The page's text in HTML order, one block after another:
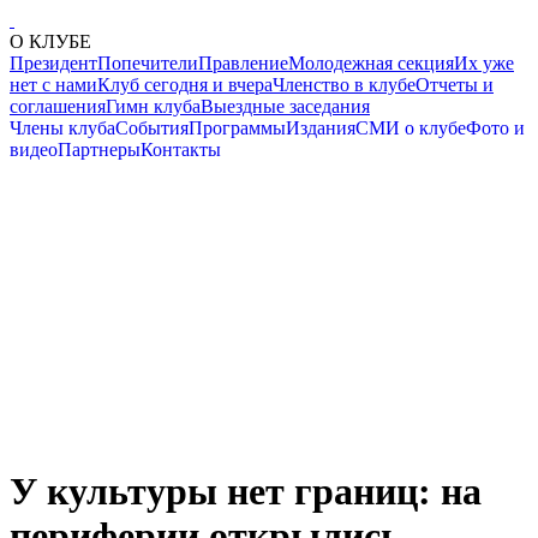
О КЛУБЕ
ПрезидентПопечителиПравлениеМолодежная секцияИх уже
нет с намиКлуб сегодня и вчераЧленство в клубеОтчеты и
соглашенияГимн клубаВыездные заседания
Члены клубаСобытияПрограммыИзданияСМИ о клубеФото и
видеоПартнерыКонтакты
У культуры нет границ: на